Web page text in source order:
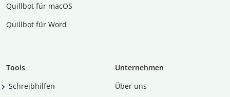
Quillbot für macOS
Quillbot für Word
Tools
Schreibhilfen
Unternehmen
Über uns